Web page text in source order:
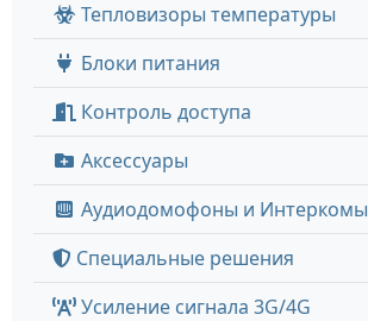
Тепловизоры температуры
Блоки питания
Контроль доступа
Аксессуары
Аудиодомофоны и Интеркомы
Специальные решения
Усиление сигнала 3G/4G